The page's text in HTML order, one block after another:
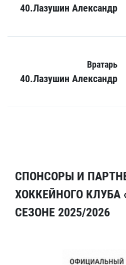
40.Лазушин Александр
Вратарь
40.Лазушин Александр
СПОНСОРЫ И
ХОККЕЙНОГО КЛУБА
СЕЗОНЕ 2025/2026